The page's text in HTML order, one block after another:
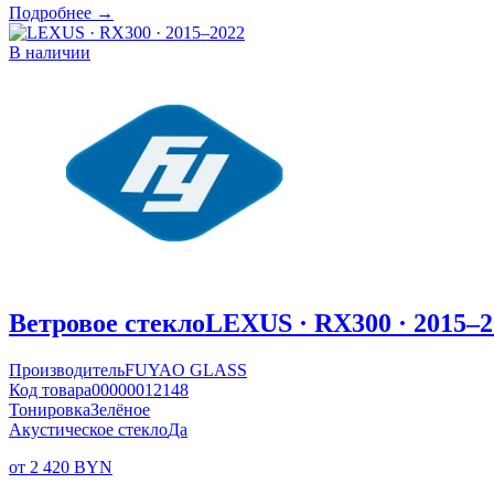
Подробнее →
В наличии
Ветровое стеклоLEXUS · RX300 ·
ПроизводительFUYAO GLASS
Код товара00000012148
ТонировкаЗелёное
Акустическое стеклоДа
от 2 420 BYN